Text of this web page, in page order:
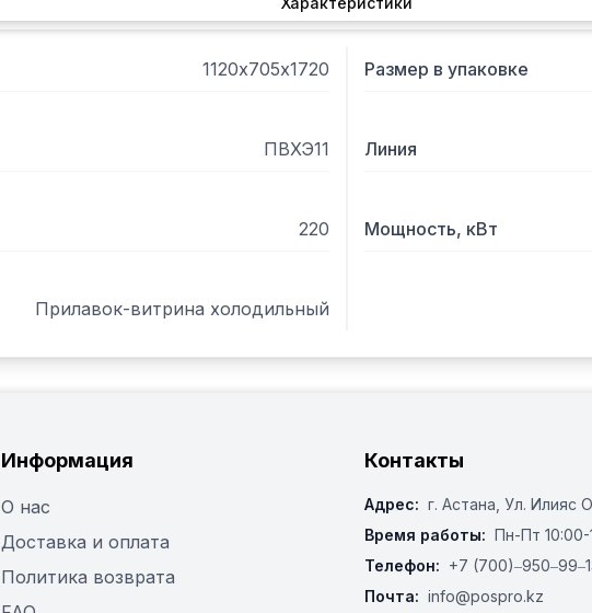
1120х705х1720 Размер в упаковке
ПВХЭ11 Линия
220 Мощность, кВт
Прилавок-витрина холодильный
Информация
О нас
Доставка и оплата
Политика возврата
Контакты
Адрес: г. Астана, ​Ул. Илияс
Время работы: Пн-Пт 10:00-
Телефон: +7
Почта: info@pospro.kz